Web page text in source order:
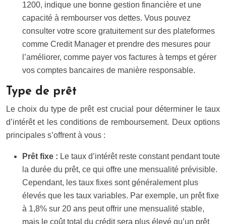
1200, indique une bonne gestion financière et une
capacité à rembourser vos dettes. Vous pouvez
consulter votre score gratuitement sur des plateformes
comme Credit Manager et prendre des mesures pour
l’améliorer, comme payer vos factures à temps et gérer
vos comptes bancaires de manière responsable.
Type de prêt
Le choix du type de prêt est crucial pour déterminer le taux
d’intérêt et les conditions de remboursement. Deux options
principales s’offrent à vous :
Prêt fixe : Le taux d’intérêt reste constant pendant toute
la durée du prêt, ce qui offre une mensualité prévisible.
Cependant, les taux fixes sont généralement plus
élevés que les taux variables. Par exemple, un prêt fixe
à 1,8% sur 20 ans peut offrir une mensualité stable,
mais le coût total du crédit sera plus élevé qu’un prêt